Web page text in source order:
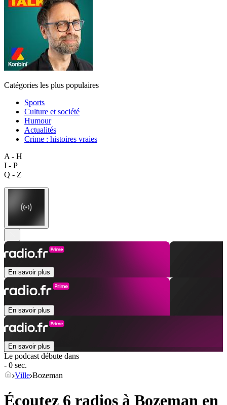
Catégories les plus populaires
Sports
Culture et société
Humour
Actualités
Crime : histoires vraies
A - H
I - P
Q - Z
En savoir plus
En savoir plus
En savoir plus
Le podcast débute dans
- 0 sec.
Ville Bozeman
Écoutez 6 radios à Bozeman en